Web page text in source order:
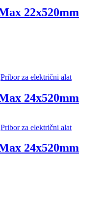
22x520mm
Pribor za električni alat
24x520mm
Pribor za električni alat
24x520mm